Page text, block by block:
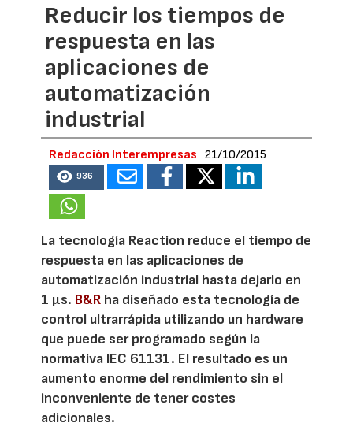
Reducir los tiempos de
respuesta en las
aplicaciones de
automatización
industrial
Redacción Interempresas 21/10/2015
936
La tecnología Reaction reduce el tiempo de
respuesta en las aplicaciones de
automatización industrial hasta dejarlo en
1 µs. B&R ha diseñado esta tecnología de
control ultrarrápida utilizando un hardware
que puede ser programado según la
normativa IEC 61131. El resultado es un
aumento enorme del rendimiento sin el
inconveniente de tener costes
adicionales.